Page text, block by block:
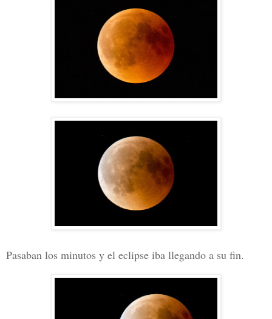
Pasaban los minutos y el eclipse iba llegando a su fin.